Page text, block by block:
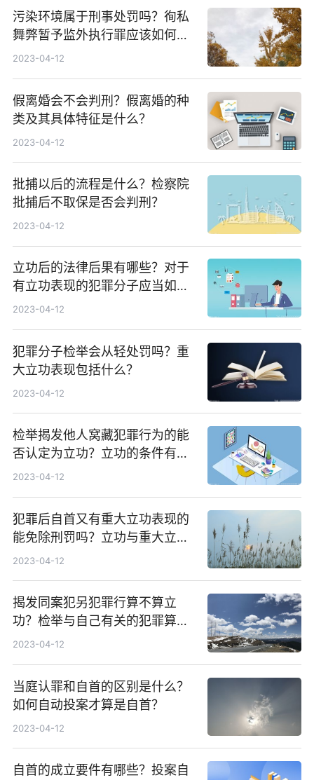
污染环境属于刑事处罚吗？徇私
舞弊暂予监外执行罪应该如何判
刑？
2023-04-12
假离婚会不会判刑？假离婚的种
类及其具体特征是什么？
2023-04-12
批捕以后的流程是什么？检察院
批捕后不取保是否会判刑？
2023-04-12
立功后的法律后果有哪些？对于
有立功表现的犯罪分子应当如何
处理？
2023-04-12
犯罪分子检举会从轻处罚吗？重
大立功表现包括什么？
2023-04-12
检举揭发他人窝藏犯罪行为的能
否认定为立功？立功的条件有哪
些？
2023-04-12
犯罪后自首又有重大立功表现的
能免除刑罚吗？立功与重大立功
的区分是怎样？
2023-04-12
揭发同案犯另犯罪行算不算立
功？检举与自己有关的犯罪算不
算立功？
2023-04-12
当庭认罪和自首的区别是什么？
如何自动投案才算是自首？
2023-04-12
自首的成立要件有哪些？投案自